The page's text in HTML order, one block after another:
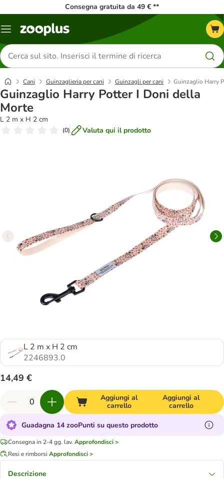
Consegna gratuita da 49 € **
Overview
Cerca
prodotti
Cani Guinzaglieria per cani Guinzagli per cani Guinzaglio Harry
Guinzaglio Harry Potter I Doni della
Morte
L 2 m x H 2 cm
(0) Valuta qui il prodotto
L 2 m x H 2 cm
2246893.0
14,49 €
Aggiungi al
carrello
Aggiungi al
carrello
Guadagna 14 zooPunti su questo prodotto
Consegna in 2-4 gg. lav. Approfondisci >
Resi e rimborsi Approfondisci >
Descrizione